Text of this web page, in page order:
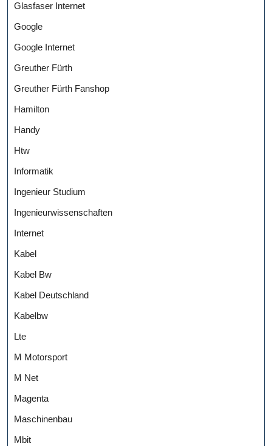
Glasfaser Internet
Google
Google Internet
Greuther Fürth
Greuther Fürth Fanshop
Hamilton
Handy
Htw
Informatik
Ingenieur Studium
Ingenieurwissenschaften
Internet
Kabel
Kabel Bw
Kabel Deutschland
Kabelbw
Lte
M Motorsport
M Net
Magenta
Maschinenbau
Mbit